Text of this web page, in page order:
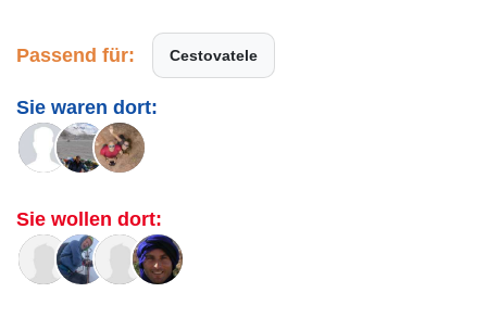
Passend für: Cestovatele
Sie waren dort:
Sie wollen dort: